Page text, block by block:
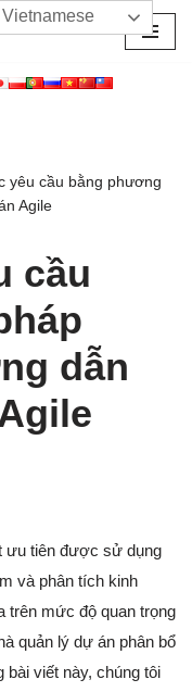
yêu cầu bằng phương
Agile
cầu
dẫn
ưu tiên được sử dụng
và phân tích kinh
trên mức độ quan trọng
quản lý dự án phân bổ
bài viết này, chúng tôi
Vietnamese